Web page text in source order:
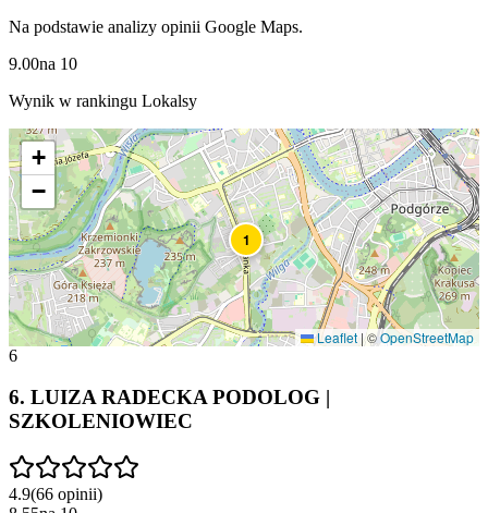
Na podstawie analizy opinii Google Maps.
9.00na 10
Wynik w rankingu Lokalsy
1
+
−
Leaflet |©OpenStreetMap
6
6. LUIZA RADECKA PODOLOG |
SZKOLENIOWIEC
4.9(66 opinii)